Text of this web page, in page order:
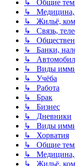
↳ Общие
↳ Медицина,
↳ Жильё,
↳ Связь,
↳
↳ Банки,
↳
↳ Виды
↳ Учёба
↳ Работа
↳ Брак
↳ Бизнес
↳ Дневники
↳ Виды
↳ Хорватия
↳ Общие
↳ Медицина,
↳ Жильё,